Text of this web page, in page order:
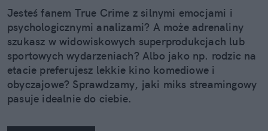
Jesteś fanem True Crime z silnymi emocjami i
psychologicznymi analizami? A może adrenaliny
szukasz w widowiskowych superprodukcjach lub
sportowych wydarzeniach? Albo jako np. rodzic na
etacie preferujesz lekkie kino komediowe i
obyczajowe? Sprawdzamy, jaki miks streamingowy
pasuje idealnie do ciebie.